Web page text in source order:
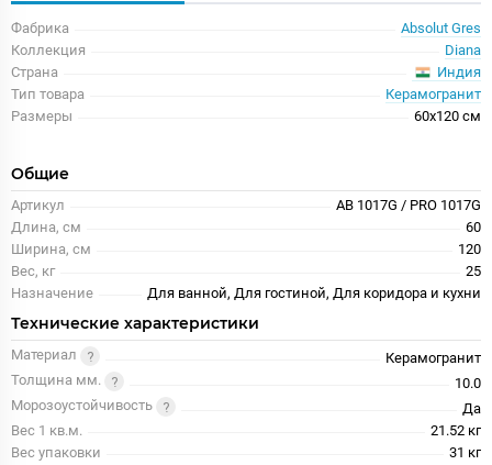
Фабрика
Absolut Gres
Коллекция
Diana
Страна
Индия
Тип товара
Керамогранит
Размеры
60x120 см
Общие
Артикул
AB 1017G / PRO 1017G
Длина, см
60
Ширина, см
120
Вес, кг
25
Назначение
Для ванной, Для гостиной, Для коридора и кухни
Технические характеристики
Материал
Керамогранит
Толщина мм.
10.0
Морозоустойчивость
Да
Вес 1 кв.м.
21.52 кг
Вес упаковки
31 кг